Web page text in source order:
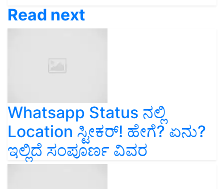
Read next
Whatsapp Status ನಲ್ಲಿ
Location ಸ್ಟೀಕರ್! ಹೇಗೆ? ಏನು?
ಇಲ್ಲಿದೆ ಸಂಪೂರ್ಣ ವಿವರ